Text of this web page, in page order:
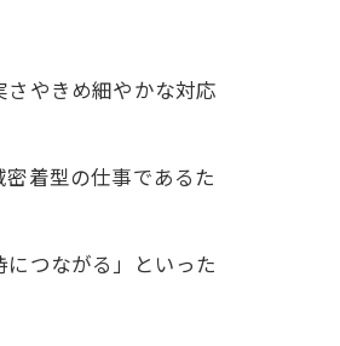
やきめ細やかな対応
着型の仕事であるた
つながる」といった